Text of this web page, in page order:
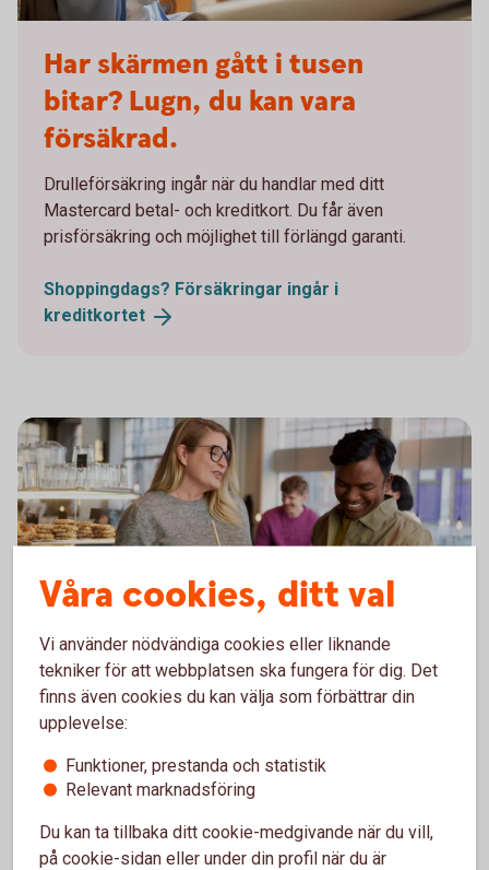
Har skärmen gått i tusen
bitar? Lugn, du kan vara
försäkrad.
Drulleförsäkring ingår när du handlar med ditt
Mastercard betal- och kreditkort. Du får även
prisförsäkring och möjlighet till förlängd garanti.
Shoppingdags? Försäkringar ingår i
kreditkortet
Kolla in våra olika kort
Funderar du på att skaffa ett eller flera kort? Jämför
passar dig.
Jämför kreditkort ochbankkort
Våra cookies, ditt val
Vi använder nödvändiga cookies eller liknande
tekniker för att webbplatsen ska fungera för dig. Det
finns även cookies du kan välja som förbättrar din
upplevelse:
Funktioner, prestanda och statistik
Relevant marknadsföring
Du kan ta tillbaka ditt cookie-medgivande när du vill,
på cookie-sidan eller under din profil när du är